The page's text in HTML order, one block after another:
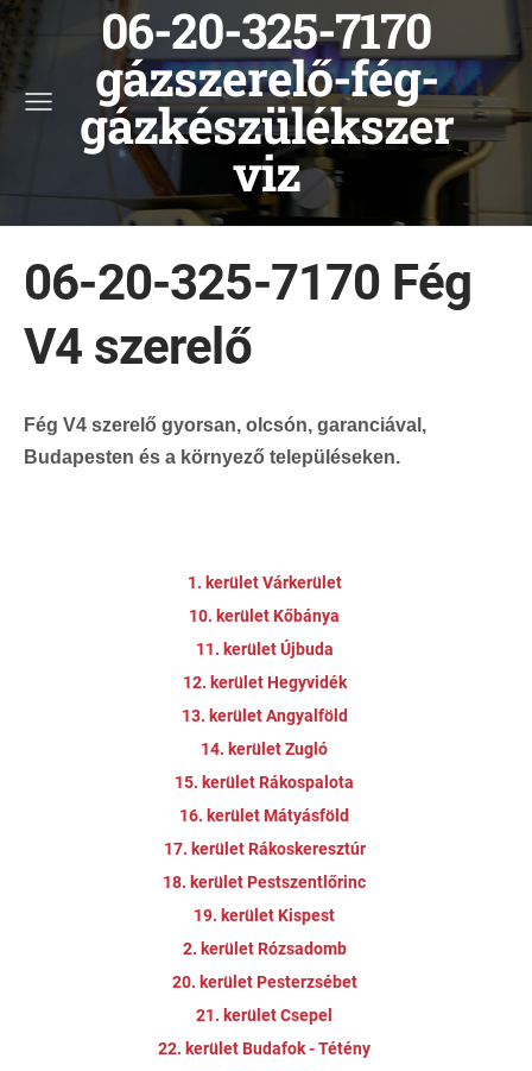
06-20-325-7170
gázszerelő-fég-
gázkészülékszer
viz
06-20-325-7170 Fég
V4 szerelő
Fég V4 szerelő gyorsan, olcsón, garanciával,
Budapesten és a környező településeken.
1. kerület Várkerület
10. kerület Kőbánya
11. kerület Újbuda
12. kerület Hegyvidék
13. kerület Angyalföld
14. kerület Zugló
15. kerület Rákospalota
16. kerület Mátyásföld
17. kerület Rákoskeresztúr
18. kerület Pestszentlőrinc
19. kerület Kispest
2. kerület Rózsadomb
20. kerület Pesterzsébet
21. kerület Csepel
22. kerület Budafok - Tétény